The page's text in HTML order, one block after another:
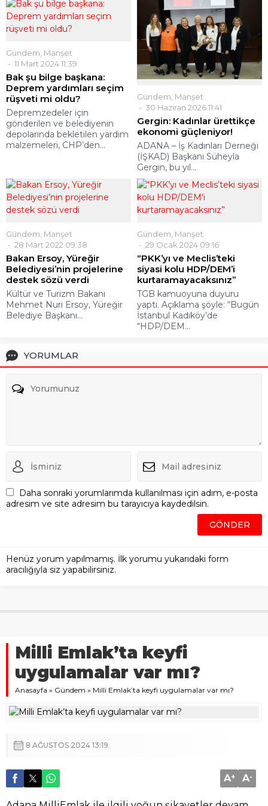
Gündem Manşet
11 Mart 2024 11:39
Bak şu bilge başkana:
Deprem yardımları seçim
rüşveti mi oldu?
Depremzedeler için
gönderilen ve belediyenin
depolarında bekletilen yardım
malzemeleri, CHP’den...
Gündem, Manşet
30 Haziran 2026 11:41
Gergin: Kadınlar ürettikçe
ekonomi güçleniyor!
ADANA – İş Kadınları Derneği
(İŞKAD) Başkanı Süheyla
Gergin, bu yıl...
Gündem, Manşet
28 Mart 2022 09:38
Bakan Ersoy, Yüreğir
Belediyesi’nin projelerine
destek sözü verdi
Kültür ve Turizm Bakanı
Mehmet Nuri Ersoy, Yüreğir
Belediye Başkanı...
Gündem, Manşet
29 Ocak 2024 09:16
“PKK’yı ve Meclis’teki
siyasi kolu HDP/DEM’i
kurtaramayacaksınız”
TGB kamuoyuna duyuru
yaptı. Açıklama şöyle: “Bugün
İstanbul Kadıköy’de
“HDP/DEM...
YORUMLAR
Daha sonraki yorumlarımda kullanılması için adım, e-posta
adresim ve site adresim bu tarayıcıya kaydedilsin.
Henüz yorum yapılmamış. İlk yorumu yukarıdaki form
aracılığıyla siz yapabilirsiniz.
Milli Emlak’ta keyfi
uygulamalar var mı?
Anasayfa » Gündem » Milli Emlak’ta keyfi uygulamalar var mı?
8 AĞUSTOS 2024 13:19
A+ A-